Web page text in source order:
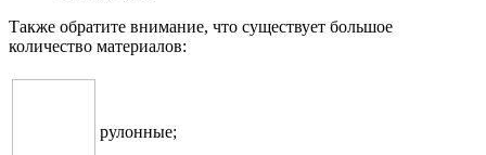
Также обратите внимание, что существует большое
количество материалов:
рулонные;